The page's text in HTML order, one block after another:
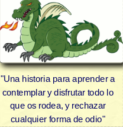
"Una historia para aprender a
contemplar y disfrutar todo lo
que os rodea, y rechazar
cualquier forma de odio"